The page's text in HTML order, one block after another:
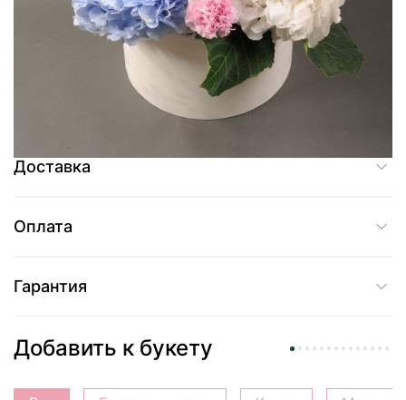
Добавить в корзину
Купить в один клик
Доставка
Оплата
Гарантия
Добавить к букету